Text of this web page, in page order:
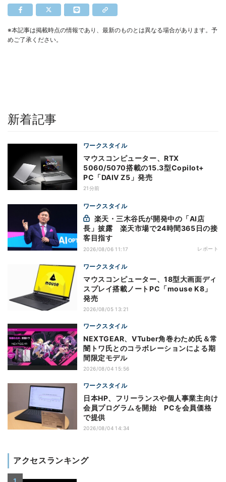
※本記事は掲載時点の情報であり、最新のものとは異なる場合があります。予
めご了承ください。
新着記事
ワークスタイル
マウスコンピューター、RTX
5060/5070搭載の15.3型Copilot+
PC「DAIV Z5」発売
21分前
ワークスタイル
長」披露 楽天市場で24時間365日の接
客目指す
2026/08/06 11:17 レポート
ワークスタイル
マウスコンピューター、18型大画面ディ
スプレイ搭載ノートPC「mouse K8」
発売
2026/08/05 13:21
ワークスタイル
NEXTGEAR、VTuber角巻わため氏＆常
闇トワ氏とのコラボレーションによる期
間限定モデル
2026/08/04 15:56
ワークスタイル
日本HP、フリーランスや個人事業主向け
会員プログラムを開始 PCを会員価格
で提供
2026/08/04 14:34
アクセスランキング